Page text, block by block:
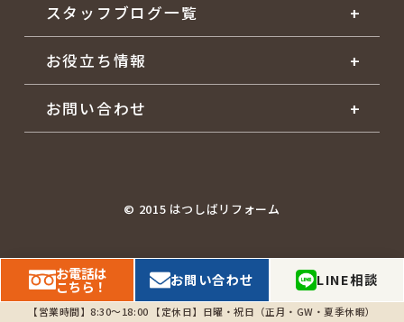
お電話は
こちら！ お問い合わせ LINE相談
【営業時間】8:30～18:00 【定休日】日曜・祝日（正月・GW・夏季休暇）
スタッフブログ一覧
お役立ち情報
お問い合わせ
© 2015 はつしばリフォーム